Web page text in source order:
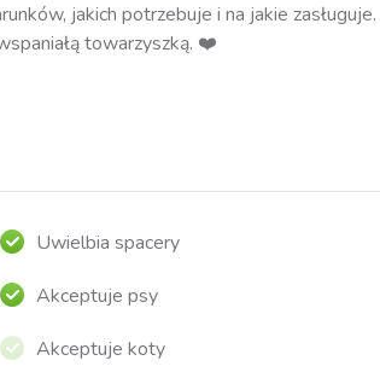
jakich potrzebuje i na jakie zasługuje.
towarzyszką. ❤️
Uwielbia spacery
Akceptuje psy
Akceptuje koty